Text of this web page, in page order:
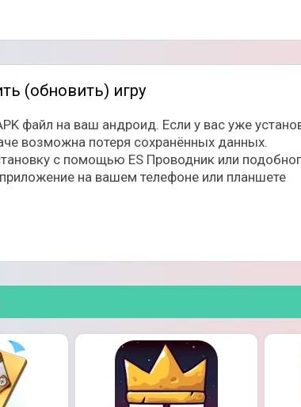
(обновить) игру
файл на ваш андроид. Если у вас уже
возможна потеря сохранённых данных.
с помощью ES Проводник или
приложение на вашем телефоне или планшете